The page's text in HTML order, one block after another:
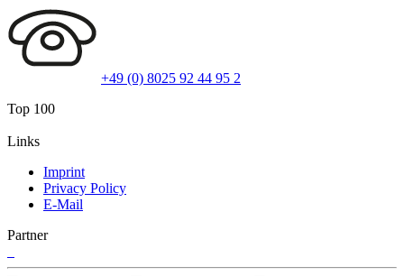
+49 (0) 8025 92 44 95 2
Top 100
Links
Imprint
Privacy Policy
E-Mail
Partner